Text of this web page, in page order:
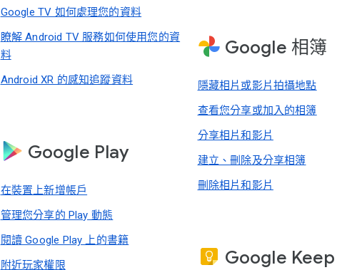
Google TV 如何處理您的資料
瞭解 Android TV 服務如何使用您的資
料
Android XR 的感知追蹤資料
Google Play
在裝置上新增帳戶
管理您分享的 Play 動態
閱讀 Google Play 上的書籍
附近玩家權限
Google 相簿
隱藏相片或影片拍攝地點
查看您分享或加入的相簿
分享相片和影片
建立、刪除及分享相簿
刪除相片和影片
Google Keep